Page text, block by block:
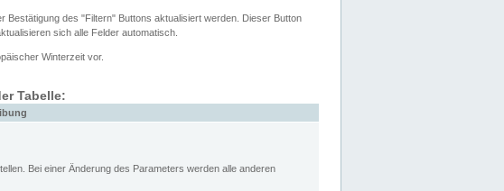
des "Filtern" Buttons aktualisiert werden. Dieser Button
sich alle Felder automatisch.
Winterzeit vor.
Tabelle:
Bei einer Änderung des Parameters werden alle anderen